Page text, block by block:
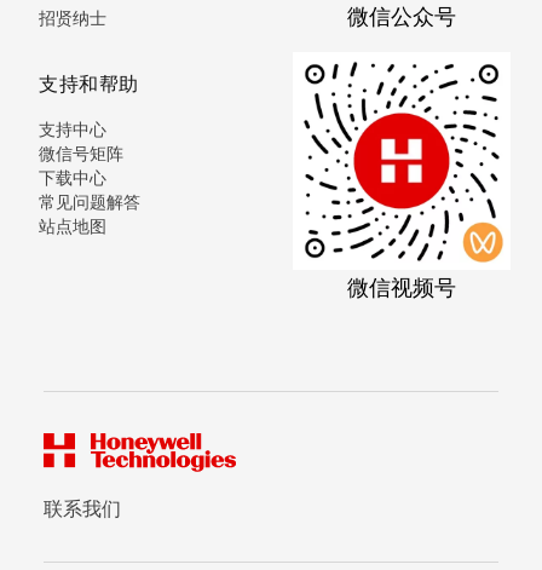
招贤纳士
支持和帮助
支持中心
微信号矩阵
下载中心
常见问题解答
站点地图
微信公众号
微信视频号
联系我们